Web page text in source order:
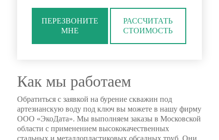
ПЕРЕЗВОНИТЕ
МНЕ
РАССЧИТАТЬ
СТОИМОСТЬ
Как мы работаем
Обратиться с заявкой на бурение скважин под
артезианскую воду под ключ вы можете в нашу фирму
ООО «ЭкоДата». Мы выполняем заказы в Московской
области с применением высококачественных